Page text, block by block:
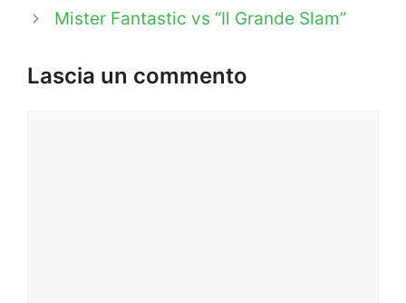
Mister Fantastic vs “Il Grande Slam”
Lascia un commento